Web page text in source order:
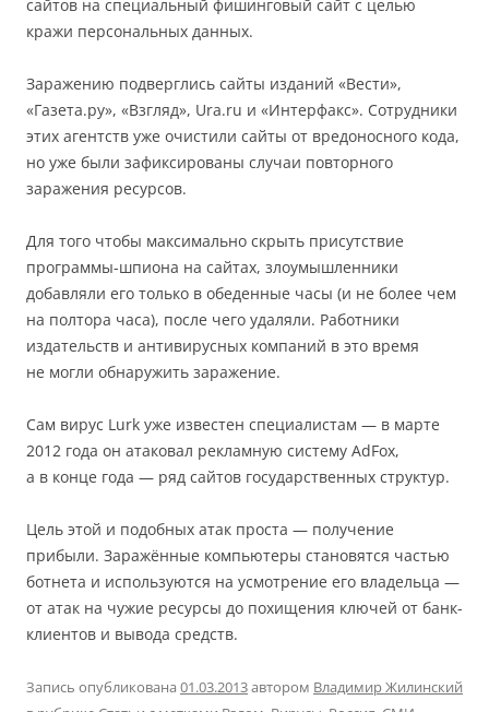
сайтов на специальный фишинговый сайт с целью
кражи персональных данных.
Заражению подверглись сайты изданий «Вести»,
«Газета.ру», «Взгляд», Ura.ru и «Интерфакс». Сотрудники
этих агентств уже очистили сайты от вредоносного кода,
но уже были зафиксированы случаи повторного
заражения ресурсов.
Для того чтобы максимально скрыть присутствие
программы-шпиона на сайтах, злоумышленники
добавляли его только в обеденные часы (и не более чем
на полтора часа), после чего удаляли. Работники
издательств и антивирусных компаний в это время
не могли обнаружить заражение.
Сам вирус Lurk уже известен специалистам — в марте
2012 года он атаковал рекламную систему AdFox,
а в конце года — ряд сайтов государственных структур.
Цель этой и подобных атак проста — получение
прибыли. Заражённые компьютеры становятся частью
ботнета и используются на усмотрение его владельца —
от атак на чужие ресурсы до похищения ключей от банк-
клиентов и вывода средств.
Запись опубликована 01.03.2013автором Владимир Жилинский